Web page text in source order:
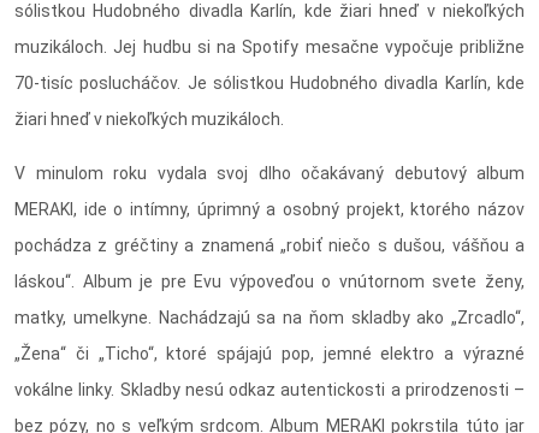
sólistkou Hudobného divadla Karlín, kde žiari hneď v niekoľkých
muzikáloch. Jej hudbu si na Spotify mesačne vypočuje približne
70-tisíc poslucháčov. Je sólistkou Hudobného divadla Karlín, kde
žiari hneď v niekoľkých muzikáloch.
V minulom roku vydala svoj dlho očakávaný debutový album
MERAKI, ide o intímny, úprimný a osobný projekt, ktorého názov
pochádza z gréčtiny a znamená „robiť niečo s dušou, vášňou a
láskou“. Album je pre Evu výpoveďou o vnútornom svete ženy,
matky, umelkyne. Nachádzajú sa na ňom skladby ako „Zrcadlo“,
„Žena“ či „Ticho“, ktoré spájajú pop, jemné elektro a výrazné
vokálne linky. Skladby nesú odkaz autentickosti a prirodzenosti –
bez pózy, no s veľkým srdcom. Album MERAKI pokrstila túto jar